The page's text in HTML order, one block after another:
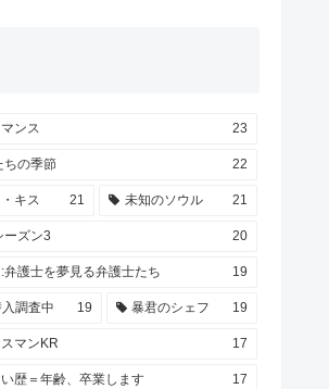
ンス 23
ちの季節 22
キス 21 未知のソウル 21
ーズン3 20
弁護士を夢見る弁護士たち 19
調査中 19 暴君のシェフ 19
マンKR 17
歴＝年齢、卒業します 17